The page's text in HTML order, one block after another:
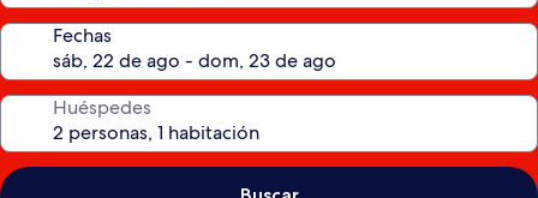
Fechas
Huéspedes